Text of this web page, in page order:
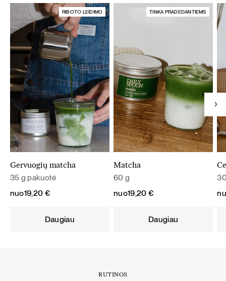
RIBOTO LEIDIMO
Gervuogių matcha
35 g pakuotė
nuo19,20 €
Daugiau
TINKA PRADEDANTIEMS
Matcha
60 g
nuo19,20 €
Daugiau
RUTINOS